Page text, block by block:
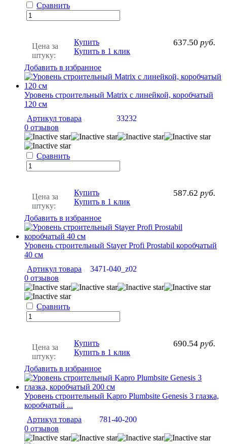
Сравнить
Цена за
штуку:
637.50 руб.
Купить
Купить в 1 клик
Добавить в избранное
Уровень строительный Matrix с линейкой, коробчатый
120 см
Артикул товара
33232
0 отзывов
Сравнить
Цена за
штуку:
587.62 руб.
Купить
Купить в 1 клик
Добавить в избранное
Уровень строительный Stayer Profi Prostabil коробчатый
40 см
Артикул товара
3471-040_z02
0 отзывов
Сравнить
Цена за
штуку:
690.54 руб.
Купить
Купить в 1 клик
Добавить в избранное
Уровень строительный Kapro Plumbsite Genesis 3 глазка,
коробчатый ...
Артикул товара
781-40-200
0 отзывов